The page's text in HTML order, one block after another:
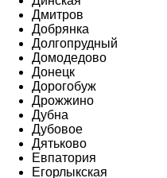
Дмитров
Добрянка
Долгопрудный
Домодедово
Донецк
Дорогобуж
Дрожжино
Дубна
Дубовое
Дятьково
Евпатория
Егорлыкская